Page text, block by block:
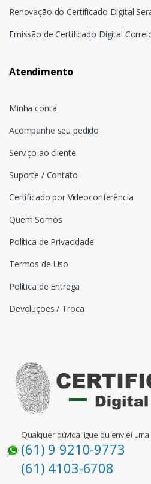
Renovação do Certificado Digital
Emissão de Certificado Digital
Atendimento
Minha conta
Acompanhe seu pedido
Serviço ao cliente
Suporte / Contato
Certificado por Videoconferência
Quem Somos
Política de Privacidade
Termos de Uso
Política de Entrega
Devoluções / Troca
Qualquer dúvida ligue ou enviei
(61) 9 9210-9773
(61) 4103-6708